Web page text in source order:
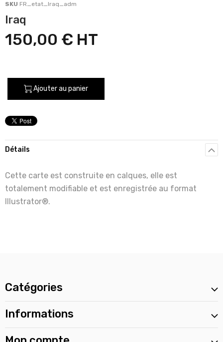
SKU FR_etat_Iraq_adm
Iraq
150,00 €
Ajouter au panier
Détails
Cette carte est construite en calques, elle est
totalement modifiable et est enregistrée au format
Illustrator®.
Catégories
Informations